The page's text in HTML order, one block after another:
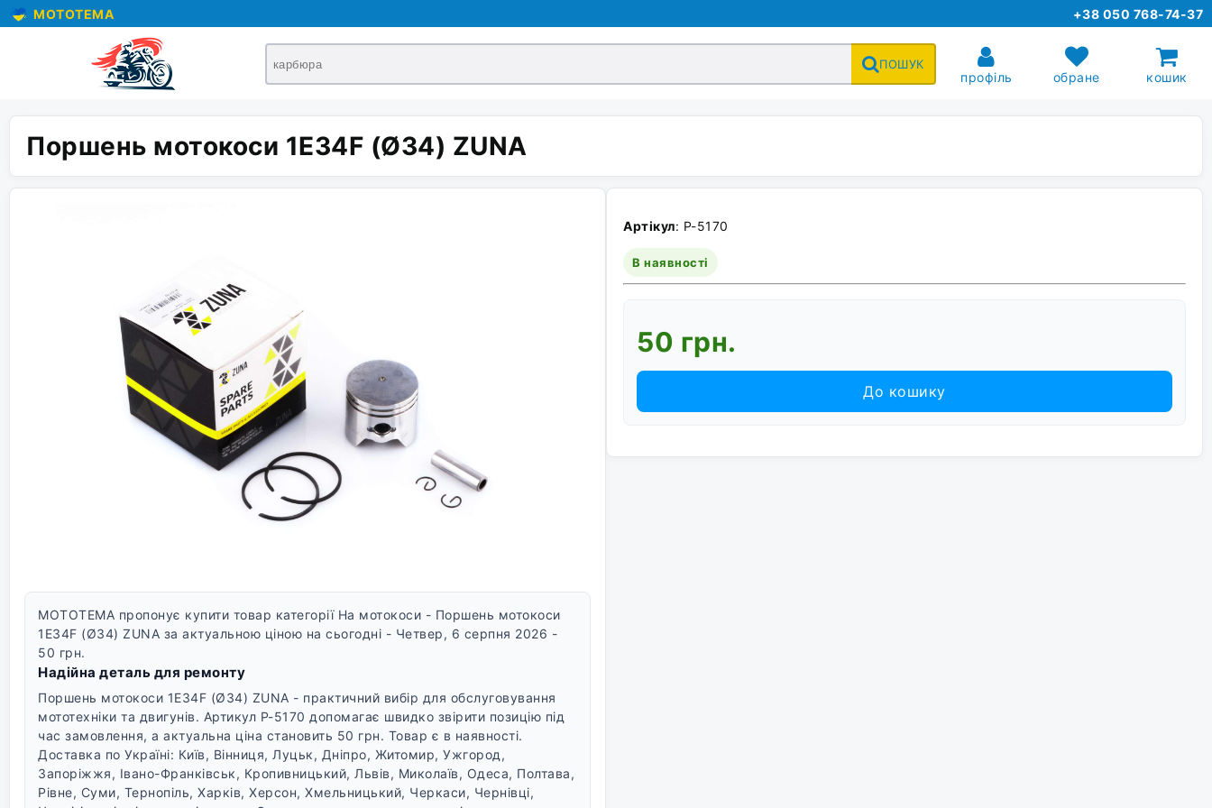
MOTOTEMA +38 050 768-74-37
ПОШУК
профіль обране кошик
Поршень мотокоси 1E34F (Ø34) ZUNA
MOTOTEMA пропонує купити товар категорії На мотокоси - Поршень мотокоси
1E34F (Ø34) ZUNA за актуальною ціною на сьогодні - Четвер, 6 серпня 2026 -
50 грн.
Надійна деталь для ремонту
Поршень мотокоси 1E34F (Ø34) ZUNA - практичний вибір для обслуговування
мототехніки та двигунів. Артикул P-5170 допомагає швидко звірити позицію під
час замовлення, а актуальна ціна становить 50 грн. Товар є в наявності.
Доставка по Україні: Київ, Вінниця, Луцьк, Дніпро, Житомир, Ужгород,
Запоріжжя, Івано-Франківськ, Кропивницький, Львів, Миколаїв, Одеса, Полтава,
Рівне, Суми, Тернопіль, Харків, Херсон, Хмельницький, Черкаси, Чернівці,
Артікул: P-5170
В наявності
50 грн.
До кошику